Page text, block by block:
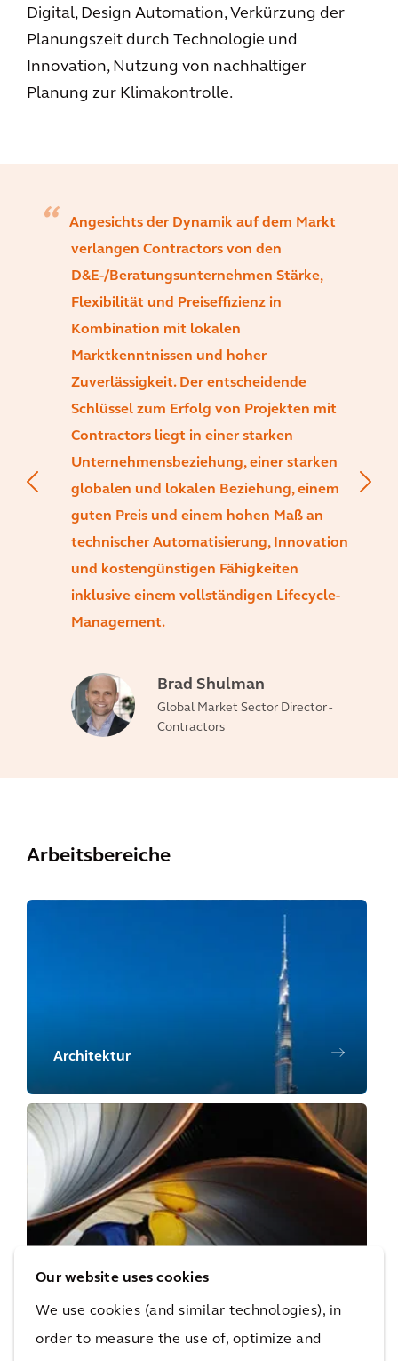
Our website uses cookies
We use cookies (and similar technologies), in
order to measure the use of, optimize and
Digital, Design Automation, Verkürzung der
Planungszeit durch Technologie und
Innovation, Nutzung von nachhaltiger
Planung zur Klimakontrolle.
Angesichts der Dynamik auf dem Markt
verlangen Contractors von den
D&E-/Beratungsunternehmen Stärke,
Flexibilität und Preiseffizienz in
Kombination mit lokalen
Marktkenntnissen und hoher
Zuverlässigkeit. Der entscheidende
Schlüssel zum Erfolg von Projekten mit
Contractors liegt in einer starken
Unternehmensbeziehung, einer starken
globalen und lokalen Beziehung, einem
guten Preis und einem hohen Maß an
technischer Automatisierung, Innovation
und kostengünstigen Fähigkeiten
inklusive einem vollständigen Lifecycle-
Management.
Brad Shulman
Global Market Sector Director -
Contractors
Arbeitsbereiche
Architektur